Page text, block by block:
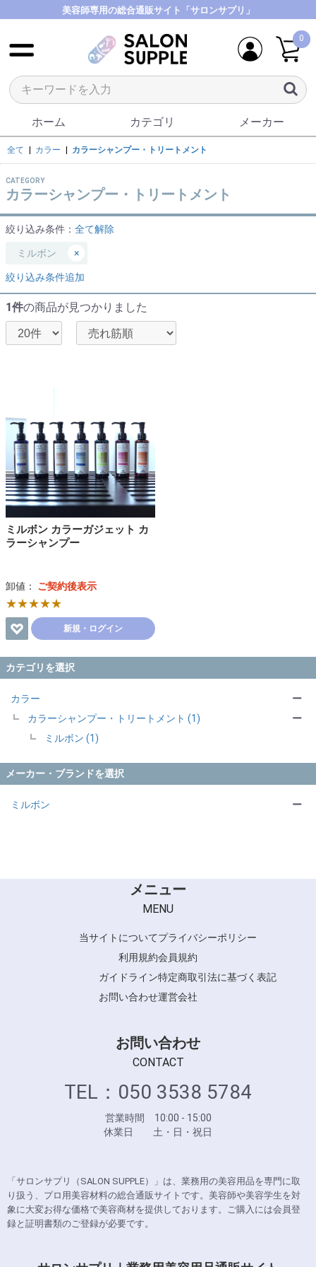
美容師専用の総合通販サイト「サロンサプリ」
0
ホーム カテゴリ メーカー
カテゴリを選択
カラー
カラーシャンプー・トリートメント (1)
ミルボン (1)
ー
ー
メーカー・ブランドを選択
ミルボン ー
全て カラー カラーシャンプー・トリートメント
CATEGORY
カラーシャンプー・トリートメント
絞り込み条件： 全て解除
ミルボン ×
絞り込み条件追加
1件の商品が見つかりました
ミルボン カラーガジェット カ
ラーシャンプー
卸値： ご契約後表示
★★★★★
新規・ログイン
メニュー
MENU
当サイトについてプライバシーポリシー
利用規約会員規約
ガイドライン特定商取引法に基づく表記
お問い合わせ運営会社
お問い合わせ
CONTACT
TEL：050 3538 5784
営業時間 10:00 - 15:00
休業日 土・日・祝日
「サロンサプリ（SALON SUPPLE）」は、業務用の美容用品を専門に取
り扱う、プロ用美容材料の総合通販サイトです。美容師や美容学生を対
象に大変お得な価格で美容商材を提供しております。ご購入には会員登
録と証明書類のご登録が必要です。